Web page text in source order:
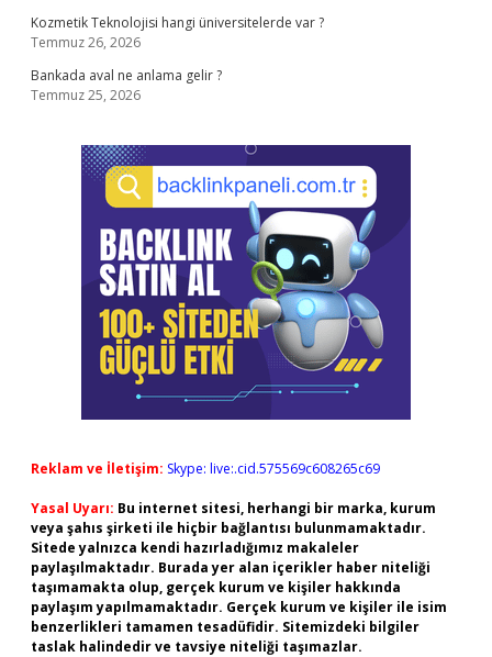
Kozmetik Teknolojisi hangi üniversitelerde var ?
Temmuz 26, 2026
Bankada aval ne anlama gelir ?
Temmuz 25, 2026
Reklam ve İletişim: Skype: live:.cid.575569c608265c69
Yasal Uyarı: Bu internet sitesi, herhangi bir marka, kurum
veya şahıs şirketi ile hiçbir bağlantısı bulunmamaktadır.
Sitede yalnızca kendi hazırladığımız makaleler
paylaşılmaktadır. Burada yer alan içerikler haber niteliği
taşımamakta olup, gerçek kurum ve kişiler hakkında
paylaşım yapılmamaktadır. Gerçek kurum ve kişiler ile isim
benzerlikleri tamamen tesadüfidir. Sitemizdeki bilgiler
taslak halindedir ve tavsiye niteliği taşımazlar.